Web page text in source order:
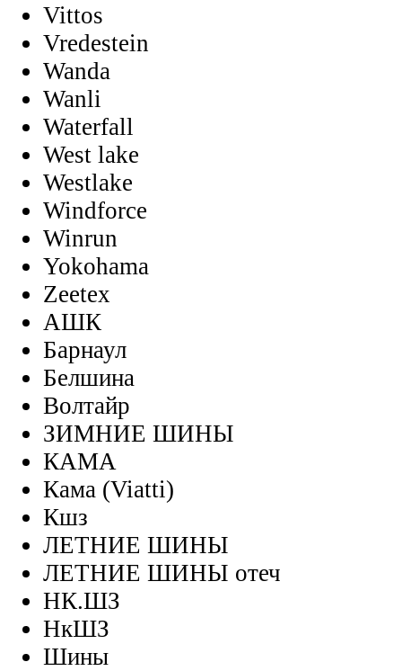
Vittos
Vredestein
Wanda
Wanli
Waterfall
West lake
Westlake
Windforce
Winrun
Yokohama
Zeetex
АШК
Барнаул
Белшина
Волтайр
ЗИМНИЕ ШИНЫ
КАМА
Кама (Viatti)
Кшз
ЛЕТНИЕ ШИНЫ
ЛЕТНИЕ ШИНЫ отеч
НК.ШЗ
НкШЗ
Шины